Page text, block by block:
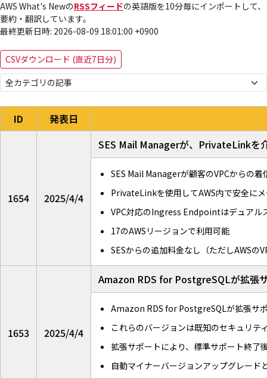
AWS What's NewのRSSフィードの英語版を10分毎にインポートして、
要約・翻訳しています。
最終更新日時: 2026-08-09 18:01:00 +0900
CSVダウンロード (直近7日分)
ID 発表日
1654 2025/4/4
SES Mail Managerが、PrivateLinkを
SES Mail Managerが顧客のVPCからの着
PrivateLinkを使用してAWS内で安全に
VPC対応のIngress Endpointはデュアル
17のAWSリージョンで利用可能
SESからの追加料金なし（ただしAWS
1653 2025/4/4
Amazon RDS for PostgreSQLが拡張
Amazon RDS for PostgreSQLが拡張サ
これらのバージョンは既知のセキュリテ
拡張サポートにより、標準サポート終了
自動マイナーバージョンアップグレー